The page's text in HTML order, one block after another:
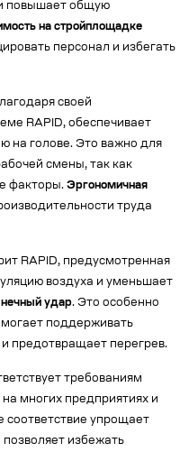
повышает общую
на стройплощадке
персонал и избегать
своей
RAPID, обеспечивает
на голове. Это важно для
смены, так как
факторы. Эргономичная
труда
RAPID, предусмотренная
воздуха и уменьшает
удар. Это особенно
поддерживать
предотвращает перегрев.
требованиям
многих предприятиях и
упрощает
избежать